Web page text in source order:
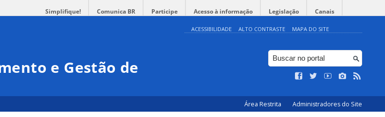
Simplifique! Comunica BR Participe Acesso à informação Legislação Canais
ACESSIBILIDADE ALTO CONTRASTE MAPA DO SITE
e Gestão de
Área Restrita Administradores do Site